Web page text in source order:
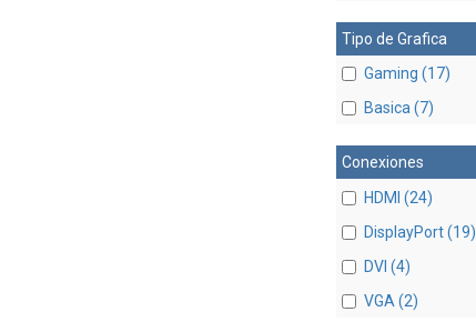
Tipo de Grafica
Gaming (17)
Basica (7)
Conexiones
HDMI (24)
DisplayPort (19)
DVI (4)
VGA (2)